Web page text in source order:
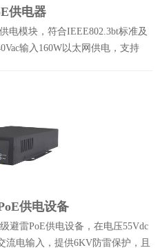
供电器
电模块，符合IEEE802.3bt标准及
输入160W以太网供电，支持
供电设备
避雷PoE供电设备，在电压55Vdc
流电输入，提供6KV防雷保护，且